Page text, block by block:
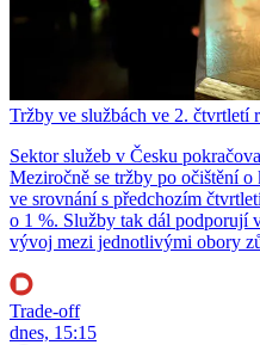
Tržby ve službách ve 2. čtvrtletí
Sektor služeb v Česku
Meziročně se tržby po očištění
ve srovnání s předchozím
o 1 %. Služby tak dál podporují
vývoj mezi jednotlivými obory
Trade-off
dnes, 15:15